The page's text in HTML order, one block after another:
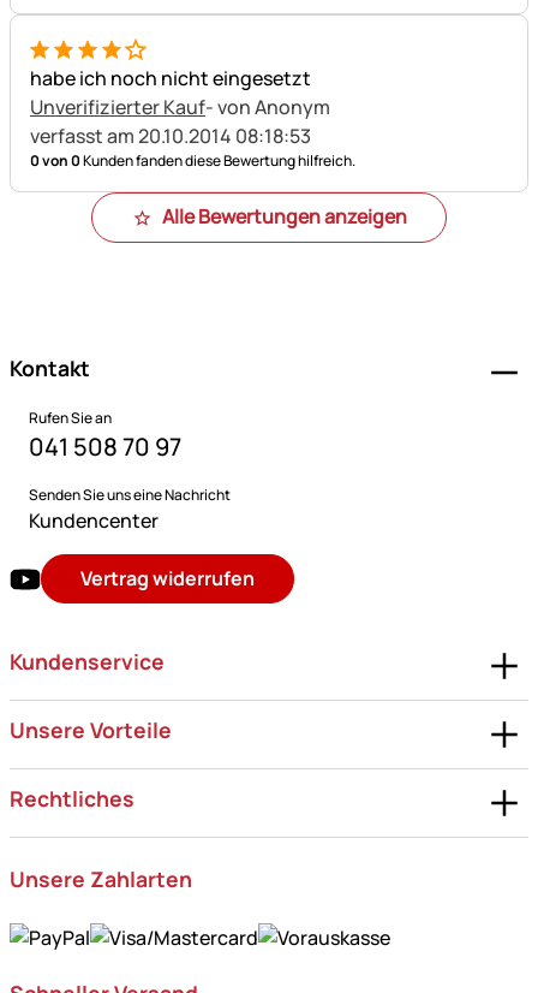
4 von 5
habe ich noch nicht eingesetzt
Unverifizierter Kauf- von Anonym
verfasst am 20.10.2014 08:18:53
0 von 0Kunden fanden diese Bewertung hilfreich.
Alle Bewertungen anzeigen
Kontakt
Rufen Sie an
041 508 70 97
Senden Sie uns eine Nachricht
Kundencenter
Vertrag widerrufen
Kundenservice
Unsere Vorteile
Rechtliches
Unsere Zahlarten